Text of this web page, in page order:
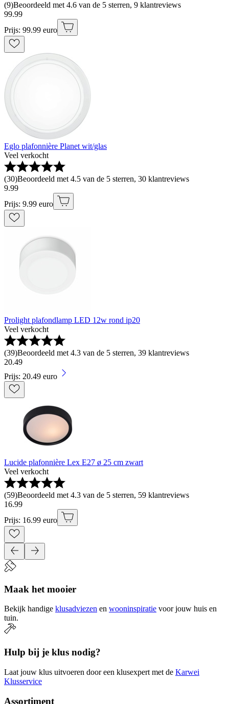
(9)Beoordeeld met 4.6 van de 5 sterren, 9 klantreviews
99.99
Prijs: 99.99 euro
Eglo plafonnière Planet wit/glas
Veel verkocht
(30)Beoordeeld met 4.5 van de 5 sterren, 30 klantreviews
9.99
Prijs: 9.99 euro
Prolight plafondlamp LED 12w rond ip20
Veel verkocht
(39)Beoordeeld met 4.3 van de 5 sterren, 39 klantreviews
20.49
Prijs: 20.49 euro
Lucide plafonnière Lex E27 ø 25 cm zwart
Veel verkocht
(59)Beoordeeld met 4.3 van de 5 sterren, 59 klantreviews
16.99
Prijs: 16.99 euro
Maak het mooier
Bekijk handige klusadviezen en wooninspiratie voor jouw huis en
tuin.
Hulp bij je klus nodig?
Laat jouw klus uitvoeren door een klusexpert met de Karwei
Klusservice
Assortiment